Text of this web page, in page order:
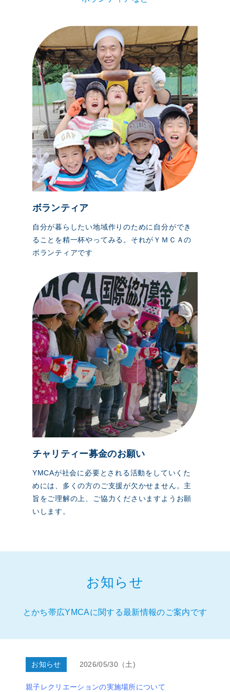
ボランティア
自分が暮らしたい地域作りのために自分ができ
ることを精一杯やってみる。それがＹＭＣＡの
ボランティアです
チャリティー募金のお願い
YMCAが社会に必要とされる活動をしていくた
めには、多くの方のご支援が欠かせません。主
旨をご理解の上、ご協力くださいますようお願
いします。
お知らせ
とかち帯広YMCAに関する最新情報のご案内です
お知らせ 2026/05/30（土)
親子レクリエーションの実施場所について